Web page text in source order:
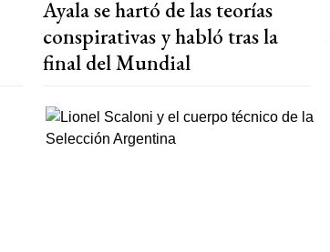
Ayala se hartó de las teorías
conspirativas y habló tras la
final del Mundial